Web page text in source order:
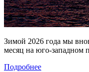
Зимой 2026 года мы
месяц на юго-западном
Подробнее